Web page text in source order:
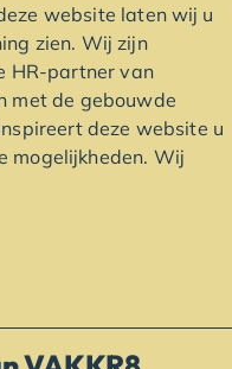
website laten wij u
zien. Wij zijn
HR-partner van
met de gebouwde
deze website u
mogelijkheden. Wij